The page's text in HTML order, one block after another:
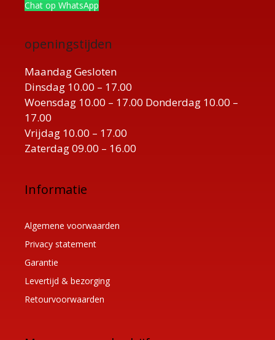
Chat op WhatsApp
openingstijden
Maandag Gesloten
Dinsdag 10.00 – 17.00
Woensdag 10.00 – 17.00 Donderdag 10.00 –
17.00
Vrijdag 10.00 – 17.00
Zaterdag 09.00 – 16.00
Informatie
Algemene voorwaarden
Privacy statement
Garantie
Levertijd & bezorging
Retourvoorwaarden